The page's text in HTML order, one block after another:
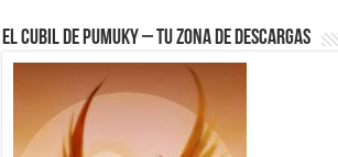
El Cubil de Pumuky – Tu zona de Descargas